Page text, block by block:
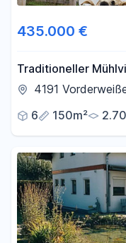
435.000 €
Traditioneller
Ruhelage -
4191
6
150m²